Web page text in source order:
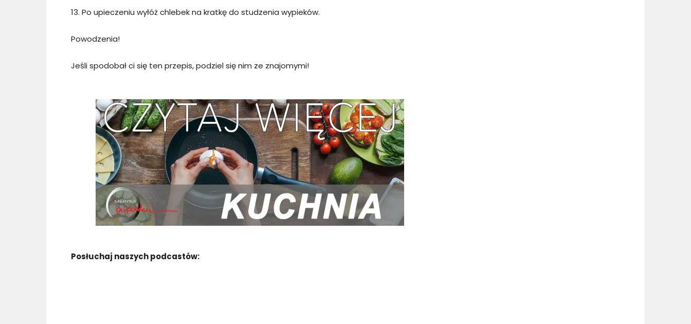
Po upieczeniu wyłóż chlebek na kratkę do studzenia wypieków.
Powodzenia!
Jeśli spodobał ci się ten przepis, podziel się nim ze znajomymi!
Posłuchaj naszych podcastów: